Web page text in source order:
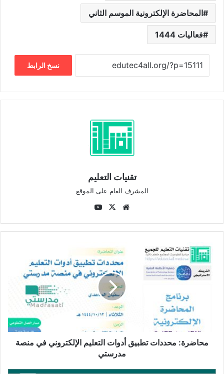
المحاضرة الإلكترونية الموسم الثاني
فعاليات 1444
نسخ الرابط
تقنيات التعليم
المشرف العام على الموقع
موقع
‫X
محاضرة:
محددات
تطبيق
أدوات
مدرستي
محاضرة: محددات تطبيق أدوات التعليم الإلكتروني في منصة
مدرستي